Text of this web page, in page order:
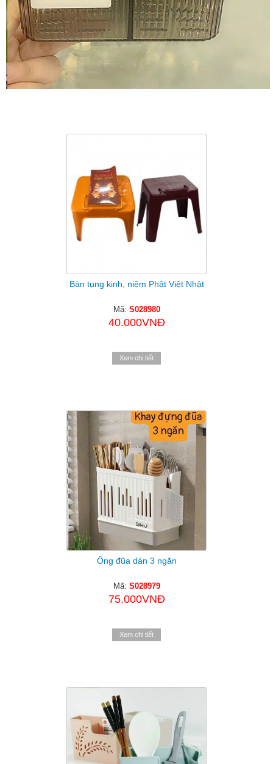
Bàn tụng kinh, niệm Phật Việt Nhật
Mã: S028980
40.000VNĐ
Xem chi tiết
Ống đũa dán 3 ngăn
Mã: S028979
75.000VNĐ
Xem chi tiết